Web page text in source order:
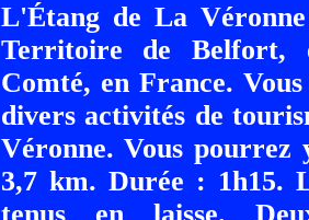
L'Étang de La
Territoire de Belfort,
Comté, en France.
divers activités de
Véronne. Vous
3,7 km. Durée : 1h15.